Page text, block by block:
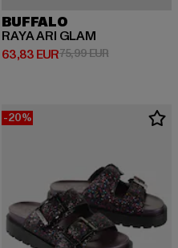
EUR
BUFFALO
RAYA ARI GLAM
63,83 EUR
Derzeitiger Preis: 63,83 EUR
75,99 EURAktionspreis:
-20%